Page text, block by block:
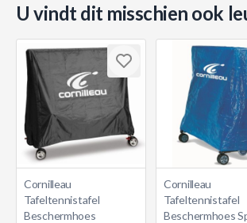
U vindt dit misschien ook
Cornilleau
Tafeltennistafel
Beschermhoes
Cornilleau
Tafeltennistafel
Beschermhoes